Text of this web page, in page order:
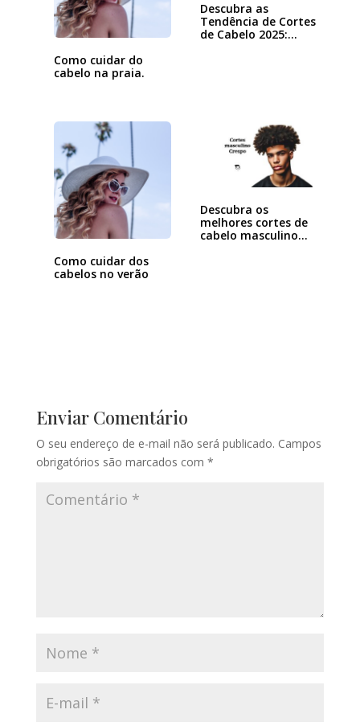
Como cuidar do
cabelo na praia.
Descubra as
Tendência de Cortes
de Cabelo 2025:…
Como cuidar dos
cabelos no verão
Descubra os
melhores cortes de
cabelo masculino
Enviar Comentário
O seu endereço de e-mail não será publicado. Campos
obrigatórios são marcados com *